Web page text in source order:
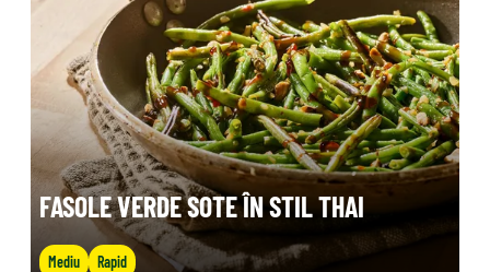
FASOLE VERDE SOTE ÎN STIL THAI
Mediu Rapid